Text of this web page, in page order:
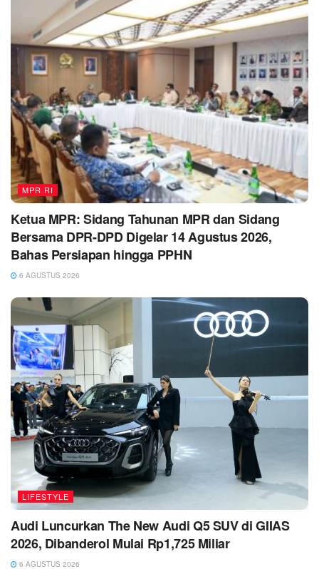
MPR RI
Ketua MPR: Sidang Tahunan MPR dan Sidang
Bersama DPR-DPD Digelar 14 Agustus 2026,
Bahas Persiapan hingga PPHN
6 AGUSTUS 2026
LIFESTYLE
Audi Luncurkan The New Audi Q5 SUV di GIIAS
2026, Dibanderol Mulai Rp1,725 Miliar
6 AGUSTUS 2026